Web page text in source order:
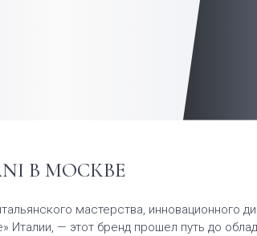
В МОСКВЕ
мастерства, инновационного
Италии, — этот бренд прошел путь до